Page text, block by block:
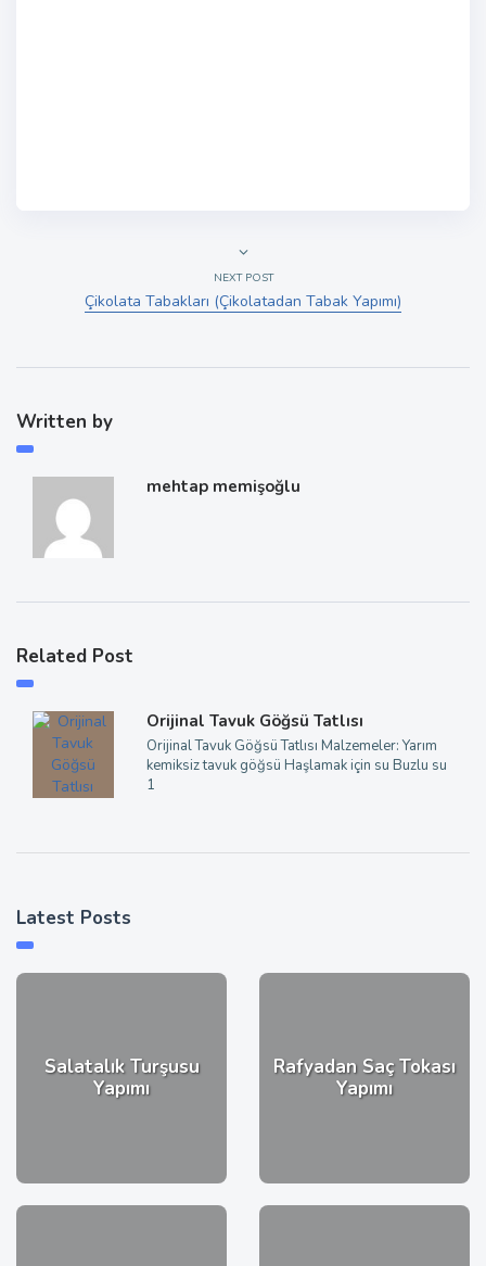
NEXT POST
Çikolata Tabakları (Çikolatadan Tabak Yapımı)
Written by
mehtap memişoğlu
Related Post
Orijinal Tavuk Göğsü Tatlısı
Orijinal Tavuk Göğsü Tatlısı Malzemeler: Yarım
kemiksiz tavuk göğsü Haşlamak için su Buzlu su
1
Latest Posts
Salatalık Turşusu
Yapımı
Rafyadan Saç Tokası
Yapımı